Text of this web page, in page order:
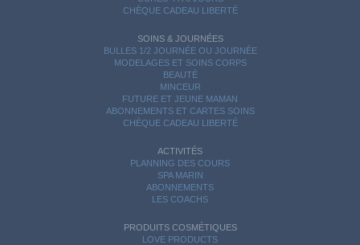
CHÈQUE CADEAU LIBERTÉ
SOINS & JOURNÉES
BULLES 1/2 JOURNÉE OU JOURNÉE
MODELAGES ET SOINS CORPS
BEAUTÉ
MINCEUR
FUTURE ET JEUNE MAMAN
ABONNEMENTS ET CARTES SOINS
CHÈQUE CADEAU LIBERTÉ
ACTIVITÉS
PLANNING DES COURS
SPA MARIN
ABONNEMENTS
LES COACHS
PRODUITS COSMÉTIQUES
LOVE PRODUCTS